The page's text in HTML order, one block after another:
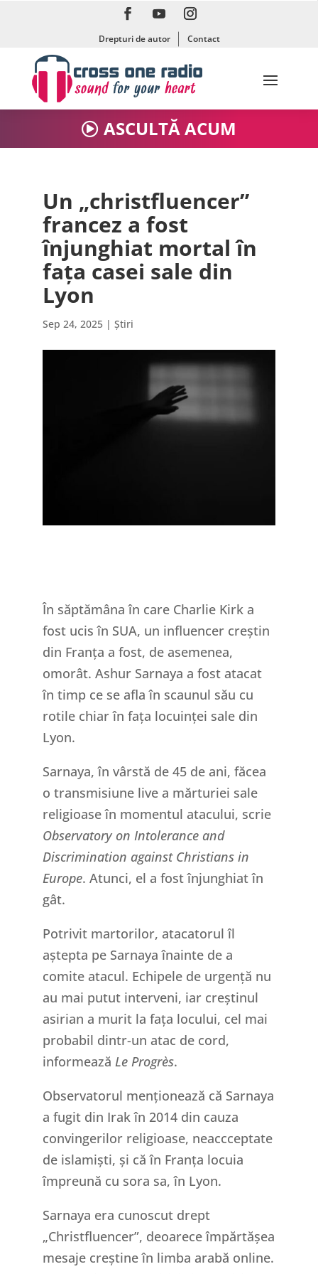
Drepturi de autor Contact
ASCULTĂ ACUM
Un „christfluencer”
francez a fost
înjunghiat mortal în
fața casei sale din
Lyon
Sep 24, 2025| Știri
În săptămâna în care Charlie Kirk a
fost ucis în SUA, un influencer creștin
din Franța a fost, de asemenea,
omorât. Ashur Sarnaya a fost atacat
în timp ce se afla în scaunul său cu
rotile chiar în fața locuinței sale din
Lyon.
Sarnaya, în vârstă de 45 de ani, făcea
o transmisiune live a mărturiei sale
religioase în momentul atacului, scrie
Observatory on Intolerance and
Discrimination against Christians in
Europe. Atunci, el a fost înjunghiat în
gât.
Potrivit martorilor, atacatorul îl
aștepta pe Sarnaya înainte de a
comite atacul. Echipele de urgență nu
au mai putut interveni, iar creștinul
asirian a murit la fața locului, cel mai
probabil dintr-un atac de cord,
informează Le Progrès.
Observatorul menționează că Sarnaya
a fugit din Irak în 2014 din cauza
convingerilor religioase, neaccceptate
de islamiști, și că în Franța locuia
împreună cu sora sa, în Lyon.
Sarnaya era cunoscut drept
„Christfluencer”, deoarece împărtășea
mesaje creștine în limba arabă online.